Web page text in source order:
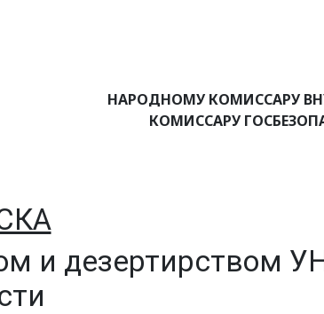
НАРОДНОМУ КОМИССАРУ
КОМИССАРУ
и дезертирством